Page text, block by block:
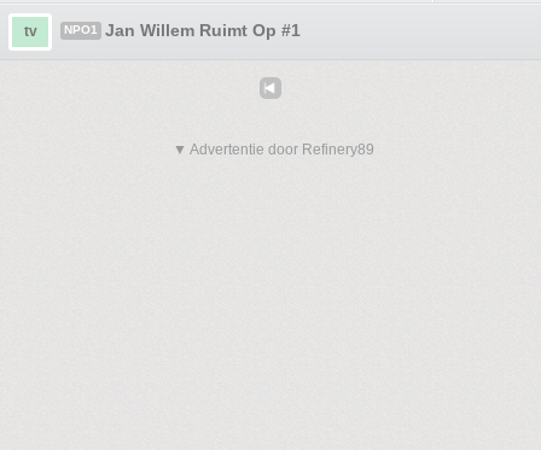
tv NPO1 Jan Willem Ruimt Op #1
▼ Advertentie door Refinery89